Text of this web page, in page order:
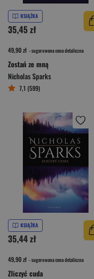
KSIĄŻKA
35,45 zł
49,90 zł - sugerowana cena detaliczna
Zostań ze mną
Nicholas Sparks
7,1 (599)
KSIĄŻKA
35,44 zł
49,90 zł - sugerowana cena detaliczna
Zliczyć cuda